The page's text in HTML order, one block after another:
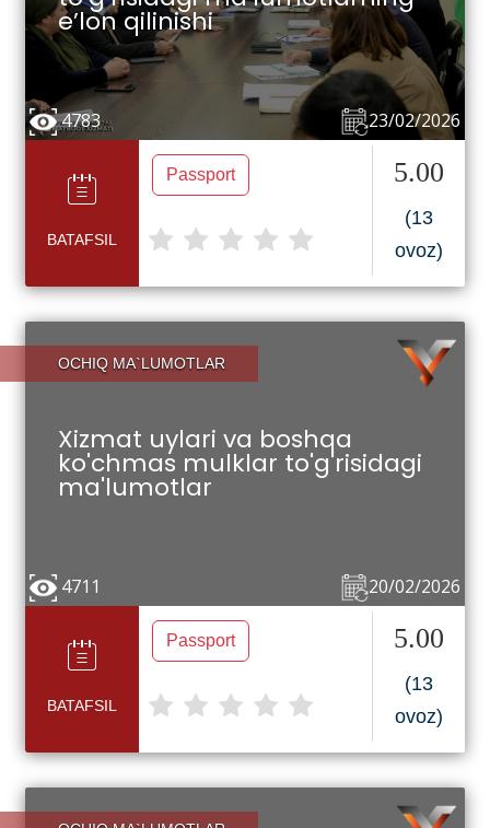
e’lon qilinishi
23/02/2026
4783
BATAFSIL
Passport 5.00
(13
ovoz)
OCHIQ MA`LUMOTLAR
Xizmat uylari va boshqa
ko'chmas mulklar to'g'risidagi
ma'lumotlar
20/02/2026
4711
BATAFSIL
Passport 5.00
(13
ovoz)